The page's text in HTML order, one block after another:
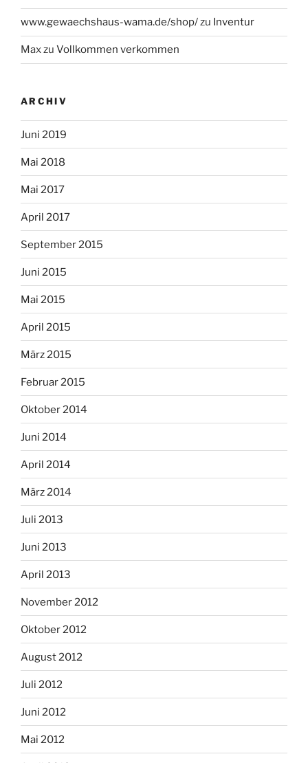
www.gewaechshaus-wama.de/shop/zu Inventur
Maxzu Vollkommen verkommen
ARCHIV
Juni 2019
Mai 2018
Mai 2017
April 2017
September 2015
Juni 2015
Mai 2015
April 2015
März 2015
Februar 2015
Oktober 2014
Juni 2014
April 2014
März 2014
Juli 2013
Juni 2013
April 2013
November 2012
Oktober 2012
August 2012
Juli 2012
Juni 2012
Mai 2012